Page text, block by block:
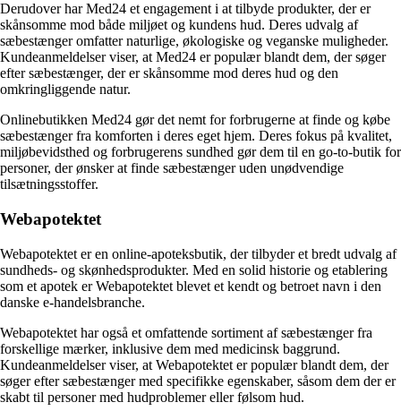
Derudover har Med24 et engagement i at tilbyde produkter, der er
skånsomme mod både miljøet og kundens hud. Deres udvalg af
sæbestænger omfatter naturlige, økologiske og veganske muligheder.
Kundeanmeldelser viser, at Med24 er populær blandt dem, der søger
efter sæbestænger, der er skånsomme mod deres hud og den
omkringliggende natur.
Onlinebutikken Med24 gør det nemt for forbrugerne at finde og købe
sæbestænger fra komforten i deres eget hjem. Deres fokus på kvalitet,
miljøbevidsthed og forbrugerens sundhed gør dem til en go-to-butik for
personer, der ønsker at finde sæbestænger uden unødvendige
tilsætningsstoffer.
Webapotektet
Webapotektet er en online-apoteksbutik, der tilbyder et bredt udvalg af
sundheds- og skønhedsprodukter. Med en solid historie og etablering
som et apotek er Webapotektet blevet et kendt og betroet navn i den
danske e-handelsbranche.
Webapotektet har også et omfattende sortiment af sæbestænger fra
forskellige mærker, inklusive dem med medicinsk baggrund.
Kundeanmeldelser viser, at Webapotektet er populær blandt dem, der
søger efter sæbestænger med specifikke egenskaber, såsom dem der er
skabt til personer med hudproblemer eller følsom hud.